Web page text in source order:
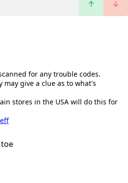
for any trouble codes.
may give a clue as to what's
stores in the USA will do this for